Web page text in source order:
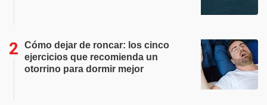
Cómo dejar de roncar: los cinco
ejercicios que recomienda un
otorrino para dormir mejor